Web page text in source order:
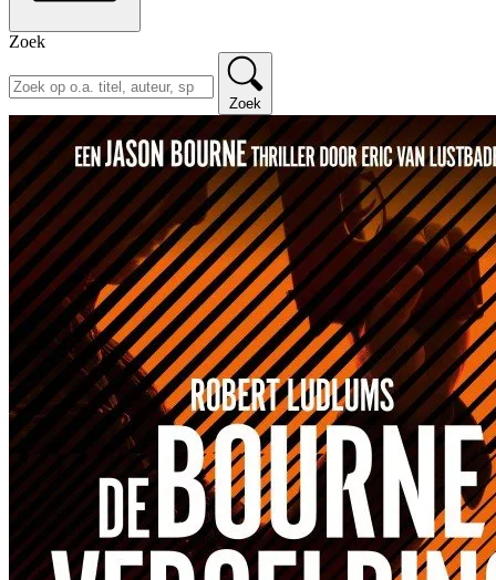
Zoek
Zoek